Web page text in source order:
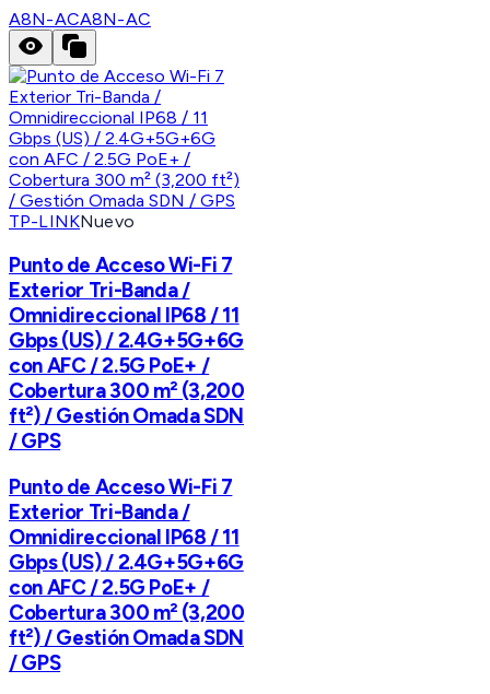
A8N-ACA8N-AC
TP-LINKNuevo
Punto de Acceso Wi-Fi 7
Exterior Tri-Banda /
Omnidireccional IP68 / 11
Gbps (US) / 2.4G+5G+6G
con AFC / 2.5G PoE+ /
Cobertura 300 m² (3,200
ft²) / Gestión Omada SDN
/ GPS
Punto de Acceso Wi-Fi 7
Exterior Tri-Banda /
Omnidireccional IP68 / 11
Gbps (US) / 2.4G+5G+6G
con AFC / 2.5G PoE+ /
Cobertura 300 m² (3,200
ft²) / Gestión Omada SDN
/ GPS